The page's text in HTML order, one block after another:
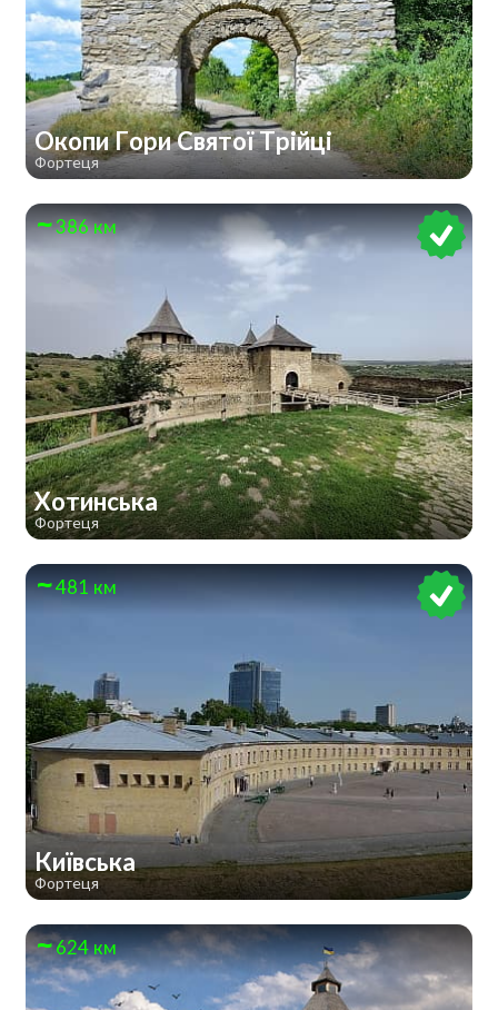
Окопи Гори Святої Трійці
Фортеця
386 км
Хотинська
Фортеця
481 км
Київська
Фортеця
624 км